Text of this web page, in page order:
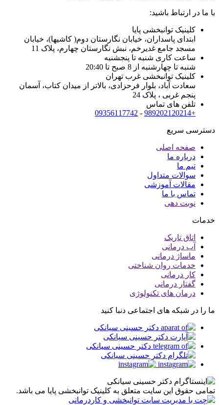
با ما در ارتباط باشید:
کلینیک توانبخشی پایا
ابتدای پاسداران، خیابان نگارستان دوم( کاشیها)، خیابان
مسجد جامع غدیرخم، نبش نگارستان چهارم، پلاک 11
ساعت کاری شنبه تا پنجشنبه
شنبه تا چهارشنبه از 8 صبح تا 20:40
کلینیک توانبخشی غرب تهران
سعادت آباد، بلوار فرحزادی، بالاتر از میدان کتاب، آسمان
پنجم غربی ، پلاک 24
تلفن های تماس
+989202120214
-
09356117742
دسترسی سریع
صفحه اصلی
درباره ما
تیم ما
سوالات متداول
مقالات آموزشی
تماس با ما
نوبت دهی
خدمات
اتاق تاریک
آب درمانی
ماساژ درمانی
خدمات روان شناختی
کار درمانی
گفتار درمانی
درمان های تکنولوژی
ما را در شبکه های اجتماعی دنبا کنید
تمامی حقوق این سایت متعلق به کلینیک توانبخشی پایا می باشد.